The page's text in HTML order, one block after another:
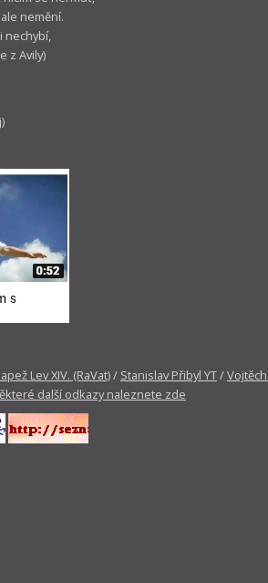
nemění.
nechybí,
z Avily)
Lev XIV. (RaVat)/ Stanislav Přibyl YT/
další odkazy naleznete zde